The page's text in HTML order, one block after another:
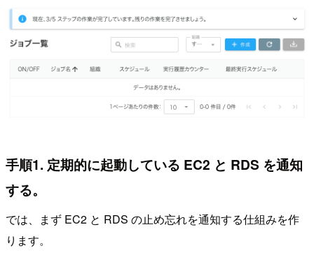
手順1. 定期的に起動している EC2 と RDS を通知
する。
では、まず EC2 と RDS の止め忘れを通知する仕組みを作
ります。